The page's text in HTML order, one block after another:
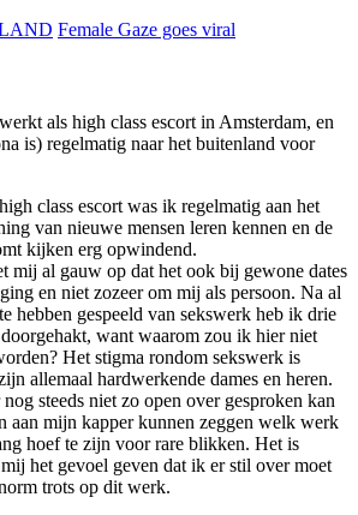
Female Gaze goes viral
als high class escort in Amsterdam, en
is) regelmatig naar het buitenland voor
class escort was ik regelmatig aan het
van nieuwe mensen leren kennen en de
kijken erg opwindend.
mij al gauw op dat het ook bij gewone dates
en niet zozeer om mij als persoon. Na al
hebben gespeeld van sekswerk heb ik drie
want waarom zou ik hier niet
Het stigma rondom sekswerk is
allemaal hardwerkende dames en heren.
steeds niet zo open over gesproken kan
mijn kapper kunnen zeggen welk werk
hoef te zijn voor rare blikken. Het is
het gevoel geven dat ik er stil over moet
trots op dit werk.